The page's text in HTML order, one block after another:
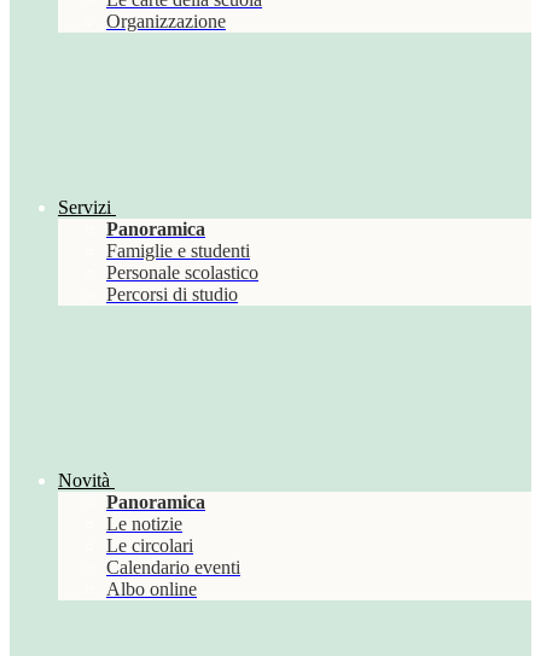
Organizzazione
Servizi
Panoramica
Famiglie e studenti
Personale scolastico
Percorsi di studio
Novità
Panoramica
Le notizie
Le circolari
Calendario eventi
Albo online